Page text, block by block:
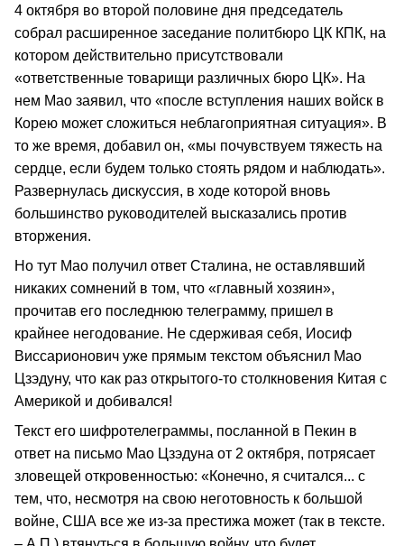
4 октября во второй половине дня председатель
собрал расширенное заседание политбюро ЦК КПК, на
котором действительно присутствовали
«ответственные товарищи различных бюро ЦК». На
нем Мао заявил, что «после вступления наших войск в
Корею может сложиться неблагоприятная ситуация». В
то же время, добавил он, «мы почувствуем тяжесть на
сердце, если будем только стоять рядом и наблюдать».
Развернулась дискуссия, в ходе которой вновь
большинство руководителей высказались против
вторжения.
Но тут Мао получил ответ Сталина, не оставлявший
никаких сомнений в том, что «главный хозяин»,
прочитав его последнюю телеграмму, пришел в
крайнее негодование. Не сдерживая себя, Иосиф
Виссарионович уже прямым текстом объяснил Мао
Цзэдуну, что как раз открытого-то столкновения Китая с
Америкой и добивался!
Текст его шифротелеграммы, посланной в Пекин в
ответ на письмо Мао Цзэдуна от 2 октября, потрясает
зловещей откровенностью: «Конечно, я считался... с
тем, что, несмотря на свою неготовность к большой
войне, США все же из-за престижа может (так в тексте.